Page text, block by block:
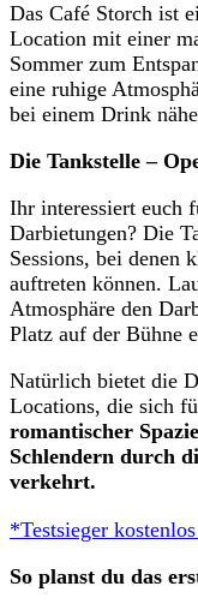
Das Café Storch ist
Location mit einer
Sommer zum
eine ruhige
bei einem Drink
Die Tankstelle –
Ihr interessiert euch
Darbietungen? Die
Sessions, bei denen
auftreten können.
Atmosphäre den
Platz auf der Bühne
Natürlich bietet die
Locations, die sich
romantischer
Schlendern durch
verkehrt.
*Testsieger
So planst du das